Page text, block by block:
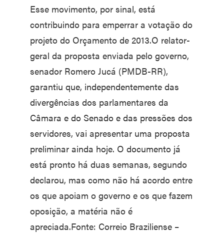
Esse movimento, por sinal, está
contribuindo para emperrar a votação do
projeto do Orçamento de 2013.O relator-
geral da proposta enviada pelo governo,
senador Romero Jucá (PMDB-RR),
garantiu que, independentemente das
divergências dos parlamentares da
Câmara e do Senado e das pressões dos
servidores, vai apresentar uma proposta
preliminar ainda hoje. O documento já
está pronto há duas semanas, segundo
declarou, mas como não há acordo entre
os que apoiam o governo e os que fazem
oposição, a matéria não é
apreciada.Fonte: Correio Braziliense –